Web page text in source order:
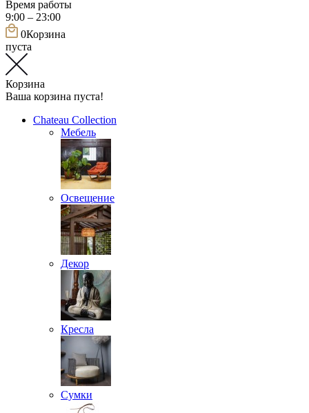
Время работы
9:00 – 23:00
0Корзина
пуста
Корзина
Ваша корзина пуста!
Chateau Collection
Мебель
Освещение
Декор
Кресла
Сумки